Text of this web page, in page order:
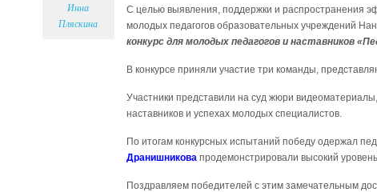
Инна
Пляскина
С целью выявления, поддержки и распространения
молодых педагогов образовательных учреждений
конкурс для молодых педагогов и наставников
В конкурсе приняли участие три команды,
Участники представили на суд жюри
наставников и успехах молодых специалистов.
По итогам конкурсных испытаний победу одержал
Дранишниковапродемонстрировали высокий
Поздравляем победителей с этим замечательным